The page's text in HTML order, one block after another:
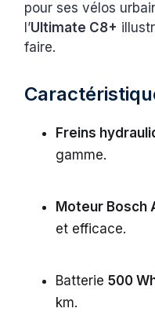
pour ses vélos
l’Ultimate C8+
faire.
Freins
gamme.
Moteur Bosch
et efficace.
Batterie500
km.